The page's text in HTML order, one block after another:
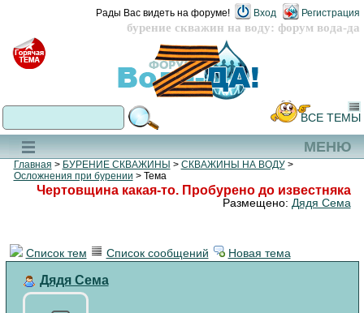
бурение скважин на воду: форум вода-да
Рады Вас видеть на форуме! Вход Регистрация
МЕНЮ
ВСЕ ТЕМЫ
Главная > БУРЕНИЕ СКВАЖИНЫ > СКВАЖИНЫ НА ВОДУ>
Осложнения при бурении > Тема
Чертовщина какая-то. Пробурено до известняка
Размещено: Дядя Сема
Список тем Список сообщений Новая тема
Дядя Сема